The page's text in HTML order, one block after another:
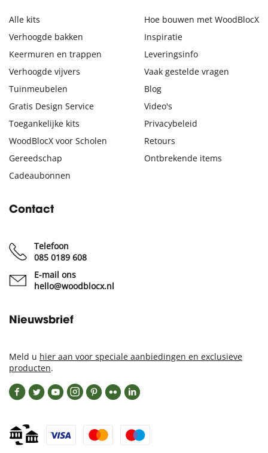
Alle kits
Verhoogde bakken
Keermuren en trappen
Verhoogde vijvers
Tuinmeubelen
Gratis Design Service
Toegankelijke kits
WoodBlocX voor Scholen
Gereedschap
Cadeaubonnen
Hoe bouwen met WoodBlocX
Inspiratie
Leveringsinfo
Vaak gestelde vragen
Blog
Video's
Privacybeleid
Retours
Ontbrekende items
Contact
Telefoon
085 0189 608
E-mail ons
hello@woodblocx.nl
Nieuwsbrief
Meld u hier aan voor speciale aanbiedingen en exclusieve
producten.